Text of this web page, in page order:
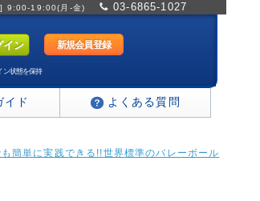
] 9:00-19:00(月-金) 03-6865-1027
新規会員登録
ン状態を保持
イド よくある質問
簡単に実践できる!!世界標準のバレーボール